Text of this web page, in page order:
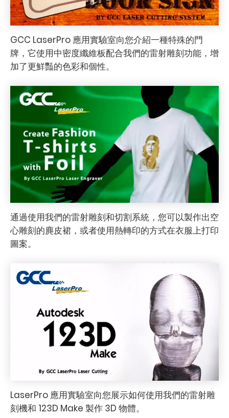
GCC LaserPro 應用實驗室向您介紹一種特殊的門
牌，它使用中密度纖維板配合我們的雷射雕刻功能，增
加了更鮮豔的色彩和個性。
通過使用我們的雷射雕刻和切割系統，您可以製作出空
心雕刻的麂皮裙，或者使用熱轉印的方式在衣服上打印
圖案。
LaserPro 應用實驗室向您展示如何使用我們的雷射雕
刻機和 123D Make 製作 3D 物體。